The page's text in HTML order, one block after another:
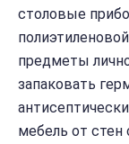
столовые
предметы
запаковать
мебель от стен